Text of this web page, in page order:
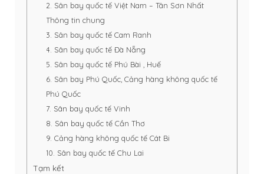
2. Sân bay quốc tế Việt Nam – Tân Sơn Nhất
Thông tin chung
3. Sân bay quốc tế Cam Ranh
4. Sân bay quốc tế Đà Nẵng
5. Sân bay quốc tế Phú Bài , Huế
6. Sân bay Phú Quốc, Cảng hàng không quốc tế
Phú Quốc
7. Sân bay quốc tế Vinh
8. Sân bay quốc tế Cần Thơ
9. Cảng hàng không quốc tế Cát Bi
10. Sân bay quốc tế Chu Lai
Tạm kết